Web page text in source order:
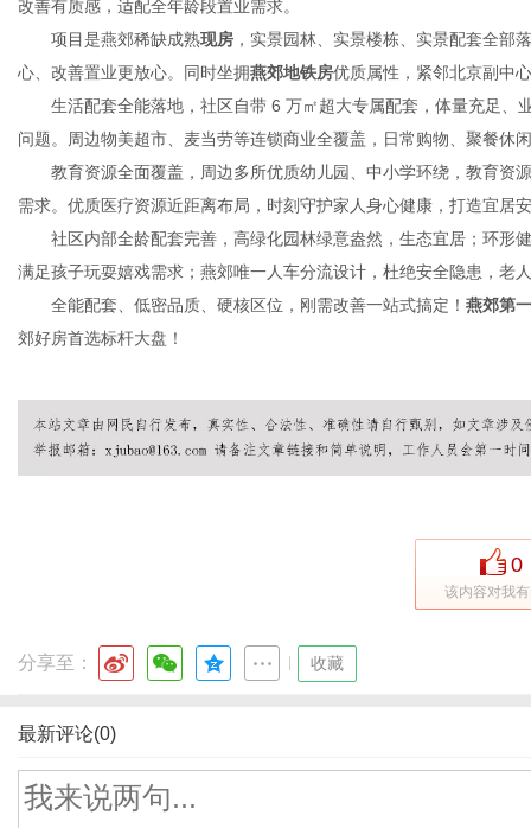
改善有质感，适配全年龄段置业需求。
项目是燕郊稀缺成熟现房 ，实景园林、实景楼栋、实景配套全部
心、改善置业更放心。同时坐拥燕郊地铁房优质属性，紧邻北京副中
生活配套全能落地，社区自带 6 万㎡超大专属配套，体量充足
问题。周边物美超市、麦当劳等连锁商业全覆盖，日常购物、聚餐休
教育资源全面覆盖，周边多所优质幼儿园、中小学环绕，教育资
需求。优质医疗资源近距离布局，时刻守护家人身心健康，打造宜居
社区内部全龄配套完善，高绿化园林绿意盎然，生态宜居；环形
满足孩子玩耍嬉戏需求；燕郊唯一人车分流设计，杜绝安全隐患，老
全能配套、低密品质、硬核区位，刚需改善一站式搞定！ 燕郊第
郊好房首选标杆大盘！
0
该内容对我
分享至： 收藏
最新评论(0)